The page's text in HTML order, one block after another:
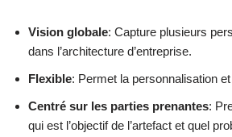
Vision globale: Capture plusieurs
dans l’architecture d’entreprise.
Flexible: Permet la personnalisation
Centré sur les parties prenantes:
qui est l’objectif de l’artefact et quel